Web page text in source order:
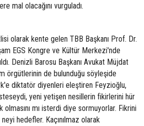
mal olacağını vurguladı.
olarak kente gelen TBB Başkanı Prof. Dr.
EGS Kongre ve Kültür Merkezi'nde
Denizli Barosu Başkanı Avukat Müjdat
örgütlerinin de bulunduğu söyleşide
diktatör diyenleri eleştiren Feyzioğlu,
yeni yetişen nesillerin fikirlerini hür
olmasını mı isterdi diye sormuyorlar. Fikrini
hedefler. Kaçınılmaz olarak